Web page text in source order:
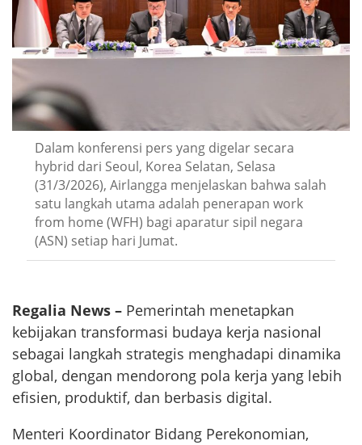
Dalam konferensi pers yang digelar secara
hybrid dari Seoul, Korea Selatan, Selasa
(31/3/2026), Airlangga menjelaskan bahwa salah
satu langkah utama adalah penerapan work
from home (WFH) bagi aparatur sipil negara
(ASN) setiap hari Jumat.
Regalia News – Pemerintah menetapkan
kebijakan transformasi budaya kerja nasional
sebagai langkah strategis menghadapi dinamika
global, dengan mendorong pola kerja yang lebih
efisien, produktif, dan berbasis digital.
Menteri Koordinator Bidang Perekonomian,